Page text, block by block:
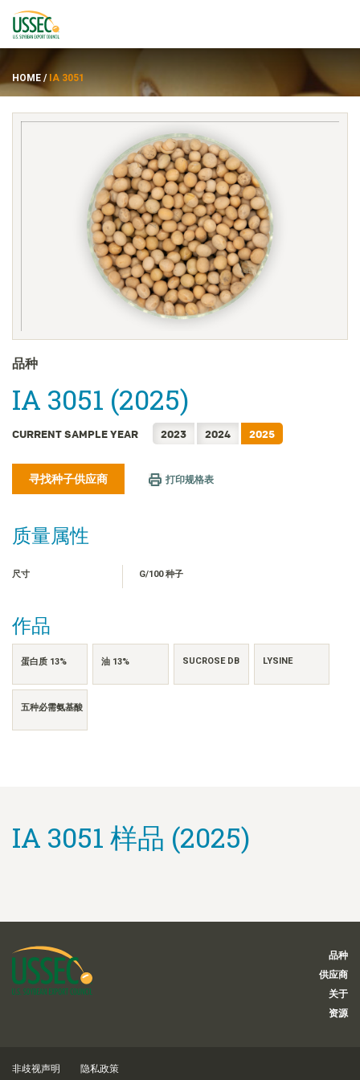
ENGLISH
FRANÇAIS
日本語
한국어
繁體中文
TIẾNG VIỆT
HOME / IA 3051
品种
IA 3051 (2025)
CURRENT SAMPLE YEAR 2023 2024 2025
寻找种子供应商 打印规格表
质量属性
尺寸 G/100 种子
作品
蛋白质 13% 油 13% SUCROSE DB LYSINE
五种必需氨基酸
IA 3051 样品 (2025)
品种
供应商
关于
资源
非歧视声明 隐私政策